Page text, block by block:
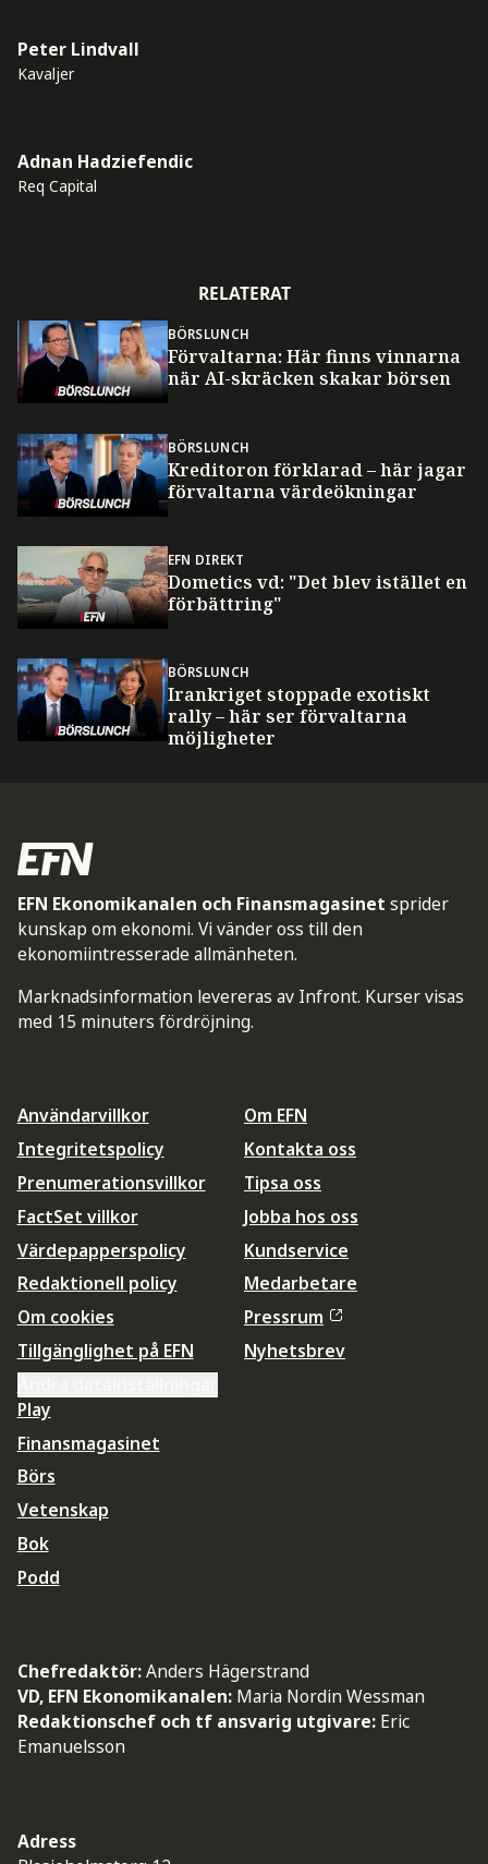
Peter Lindvall
Kavaljer
Adnan Hadziefendic
Req Capital
RELATERAT
BÖRSLUNCH
Förvaltarna: Här finns vinnarna
när AI-skräcken skakar börsen
BÖRSLUNCH
Kreditoron förklarad – här jagar
förvaltarna värdeökningar
EFN DIREKT
Dometics vd: "Det blev istället en
förbättring"
BÖRSLUNCH
Irankriget stoppade exotiskt
rally – här ser förvaltarna
möjligheter
EFN Ekonomikanalen och Finansmagasinet sprider
kunskap om ekonomi. Vi vänder oss till den
ekonomiintresserade allmänheten.
Marknadsinformation levereras av Infront. Kurser visas
med 15 minuters fördröjning.
Användarvillkor
Integritetspolicy
Prenumerationsvillkor
FactSet villkor
Värdepapperspolicy
Redaktionell policy
Om cookies
Tillgänglighet på EFN
Om EFN
Kontakta oss
Tipsa oss
Jobba hos oss
Kundservice
Medarbetare
Pressrum
Nyhetsbrev
Play
Finansmagasinet
Börs
Vetenskap
Bok
Podd
Chefredaktör:Anders Hägerstrand
VD, EFN Ekonomikanalen: Maria Nordin Wessman
Redaktionschef och tf ansvarig utgivare: Eric
Emanuelsson
Adress